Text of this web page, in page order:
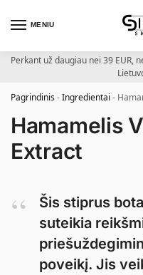
MENIU
Perkant už daugiau nei 39 EUR,
Pagrindinis-Ingredientai -
Hamamelis
Extract
Šis stiprus
suteikia
poveikį. Jis